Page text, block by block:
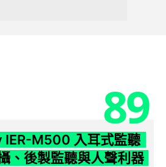
89
IER-M500 入耳式監聽
、後製監聽與人聲利器